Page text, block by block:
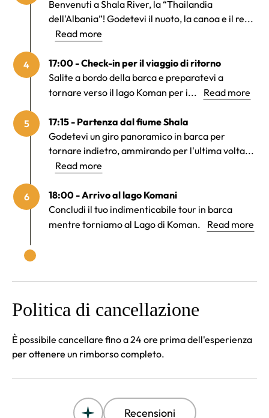
Benvenuti a Shala River, la “Thailandia
dell'Albania”! Godetevi il nuoto, la canoa e il re...
Read more
4
17:00 - Check-in per il viaggio di ritorno
Salite a bordo della barca e preparatevi a
tornare verso il lago Koman per i...
Read more
5
17:15 - Partenza dal fiume Shala
Godetevi un giro panoramico in barca per
tornare indietro, ammirando per l'ultima volta...
Read more
6
18:00 - Arrivo al lago Komani
Concludi il tuo indimenticabile tour in barca
mentre torniamo al Lago di Koman.
Read more
Politica di cancellazione
È possibile cancellare fino a 24 ore prima dell'esperienza
per ottenere un rimborso completo.
Recensioni